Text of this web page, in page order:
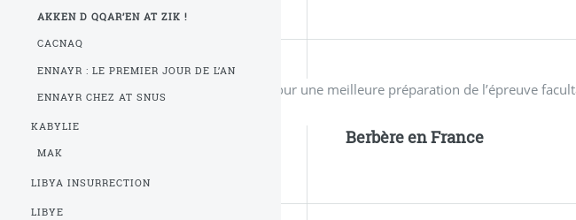
Pour une meilleure préparation de l’épreuve
Berbère en France
AKKEN D QQAR’EN AT ZIK !
CACNAQ
ENNAYR : LE PREMIER JOUR DE L’AN
ENNAYR CHEZ AT SNUS
KABYLIE
MAK
LIBYA INSURRECTION
LIBYE